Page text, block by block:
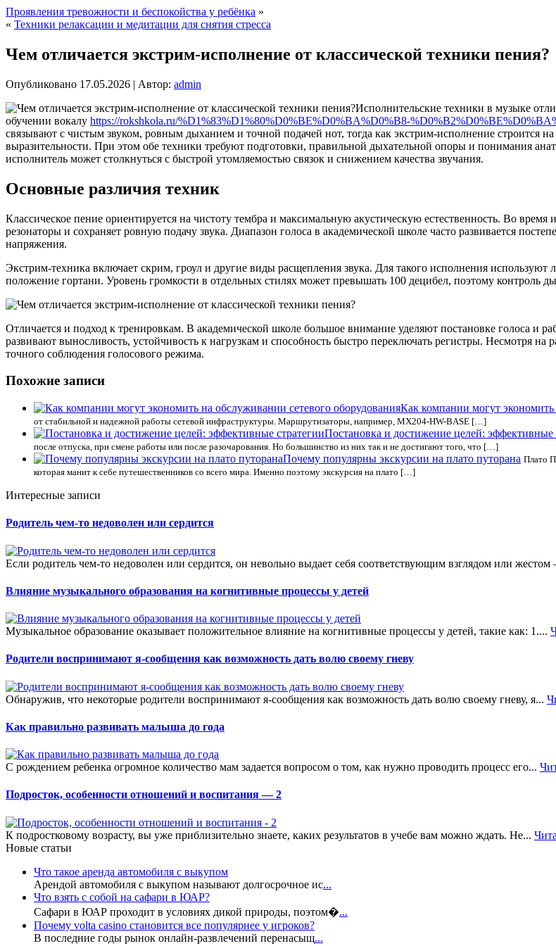
Проявления тревожности и беспокойства у ребёнка »
« Техники релаксации и медитации для снятия стресса
Чем отличается экстрим-исполнение от классической техники пения?
Опубликовано 17.05.2026 | Автор: admin
Исполнительские техники в музыке
обучении вокалу https://rokshkola.ru/%D1%83%D1%80%D0%BE%D0%BA%D0%B8-
связывают с чистым звуком, ровным дыханием и точной подачей нот, тогда как экстрим-исполнение строится
выразительности. При этом обе техники требуют подготовки, правильной дыхательной опоры и понимания
исполнитель может столкнуться с быстрой утомляемостью связок и снижением качества звучания.
Основные различия техник
Классическое пение ориентируется на чистоту тембра и максимальную акустическую естественность. Во
резонаторы и сохраняет ровную подачу звука. Диапазон голоса в академической школе часто развивается
напряжения.
Экстрим-техника включает скрим, гроул и другие виды расщепления звука. Для такого исполнения
положение гортани. Уровень громкости в отдельных стилях может превышать 100 децибел, поэтому контроль
Отличается и подход к тренировкам. В академической школе большое внимание уделяют постановке голоса и
развивают выносливость, устойчивость к нагрузкам и способность быстро переключать регистры. Несмотря
точного соблюдения голосового режима.
Похожие записи
Как компании могут
от стабильной и надежной работы сетевой инфраструктуры. Маршрутизаторы, например, MX204-HW-BASE […]
Постановка и достижение целей: эффективные
после отпуска, при смене работы или после разочарования. Но большинство из них так и не достигают того, что […]
Почему популярны экскурсии на плато путорана Плато
которая манит к себе путешественников со всего мира. Именно поэтому экскурсия на плато […]
Интересные записи
Родитель чем-то недоволен или сердится
Если родитель чем-то недоволен или сердится, он невольно выдает себя соответствующим взглядом или
Влияние музыкального образования на когнитивные процессы у детей
Музыкальное образование оказывает положительное влияние на когнитивные процессы у детей, такие как: 1....
Родители воспринимают я-сообщения как возможность дать волю своему гневу
Обнаружив, что некоторые родители воспринимают я-сообщения как возможность дать волю своему гневу, я...
Как правильно развивать малыша до года
С рождением ребенка огромное количество мам задается вопросом о том, как нужно проводить процесс его...
Подросток, особенности отношений и воспитания — 2
К подростковому возрасту, вы уже приблизительно знаете, каких результатов в учебе вам можно ждать. Не...
Новые статьи
Что такое аренда автомобиля с выкупом
Арендой автомобиля с выкупом называют долгосрочное ис...
Что взять с собой на сафари в ЮАР?
Сафари в ЮАР проходит в условиях дикой природы, поэтом�...
Почему volta casino становится все популярнее у игроков?
В последние годы рынок онлайн-развлечений перенасыщ...